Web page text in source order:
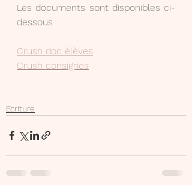
Les documents sont disponibles ci-
dessous
Crush doc élèves
Crush consignes
Ecriture